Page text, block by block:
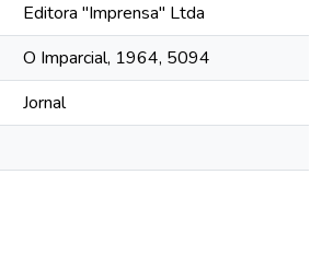
Editora "Imprensa" Ltda
O Imparcial, 1964, 5094
Jornal